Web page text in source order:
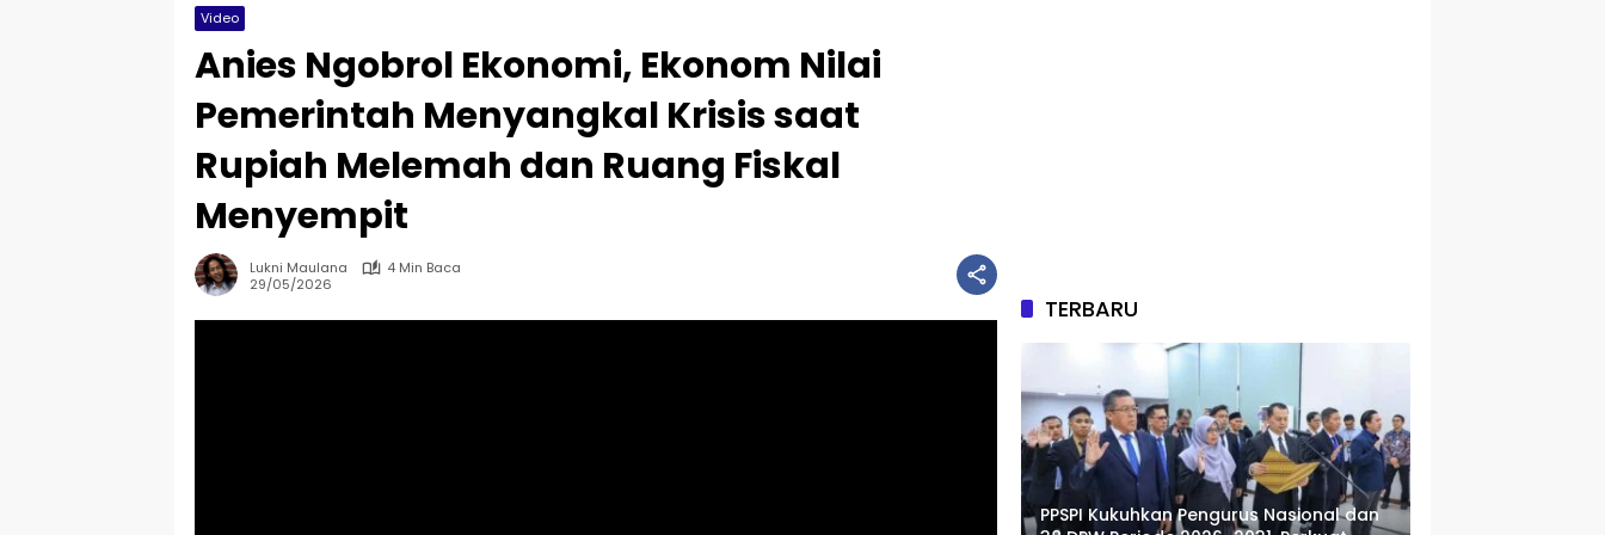
Video
Anies Ngobrol Ekonomi, Ekonom Nilai
Pemerintah Menyangkal Krisis saat
Rupiah Melemah dan Ruang Fiskal
Menyempit
Lukni Maulana
4 Min Baca
29/05/2026
TERBARU
PPSPI Kukuhkan Pengurus Nasional dan